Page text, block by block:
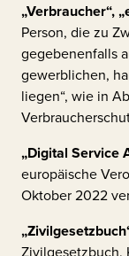
„Verbraucher“,
Person, die zu
gegebenenfalls
gewerblichen,
liegen“, wie in
„Digital Service
europäische
Oktober 2022